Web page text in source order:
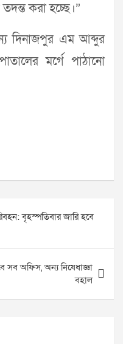
করা হচ্ছে।”
দিনাজপুর এম আব্দুর
মর্গে পাঠানো
বৃহস্পতিবার জারি হবে
সব অফিস, অন্য নিষেধাজ্ঞা
বহাল